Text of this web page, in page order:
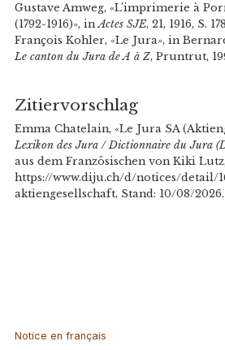
Gustave Amweg, «L’imprimerie à
(1792-1916)», in Actes SJE, 21, 1916, S. 178
François Kohler, «Le Jura», in
Le canton du Jura de A à Z, Pruntrut,
Zitiervorschlag
Emma Chatelain, «Le Jura SA
Lexikon des Jura / Dictionnaire du Jura
aus dem Französischen von Kiki Lutz,
https://www.diju.ch/d/notices/detail/
aktiengesellschaft, Stand: 10/08/2026.
Notice en français